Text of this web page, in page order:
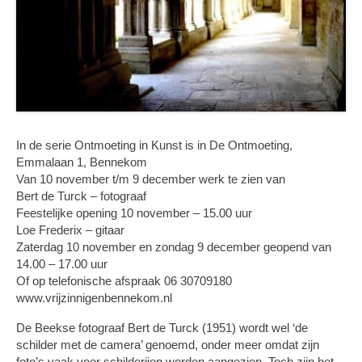
In de serie Ontmoeting in Kunst is in De Ontmoeting,
Emmalaan 1, Bennekom
Van 10 november t/m 9 december werk te zien van
Bert de Turck – fotograaf
Feestelijke opening 10 november – 15.00 uur
Loe Frederix – gitaar
Zaterdag 10 november en zondag 9 december geopend van
14.00 – 17.00 uur
Of op telefonische afspraak 06 30709180
www.vrijzinnigenbennekom.nl
De Beekse fotograaf Bert de Turck (1951) wordt wel ‘de
schilder met de camera’ genoemd, onder meer omdat zijn